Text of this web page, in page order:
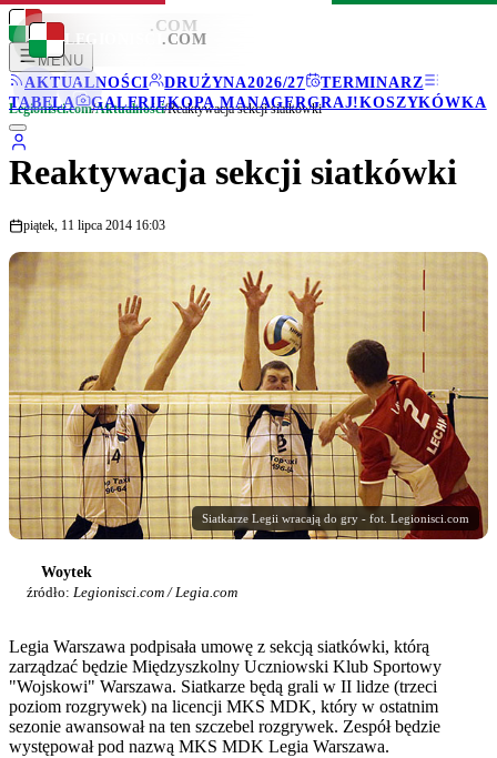
LEGIONISCI .COM
MENU
AKTUALNOŚCI
DRUŻYNA2026/27
TERMINARZ
TABELA
GALERIEKOPA MANAGERGRAJ!KOSZYKÓWKA
LEGIONISCI .COM
Legionisci.com/Aktualności/Reaktywacja sekcji siatkówki
Reaktywacja sekcji siatkówki
piątek, 11 lipca 2014 16:03
Siatkarze Legii wracają do gry - fot. Legionisci.com
Woytek
źródło: Legionisci.com / Legia.com
Legia Warszawa podpisała umowę z sekcją siatkówki, którą
zarządzać będzie Międzyszkolny Uczniowski Klub Sportowy
"Wojskowi" Warszawa. Siatkarze będą grali w II lidze (trzeci
poziom rozgrywek) na licencji MKS MDK, który w ostatnim
sezonie awansował na ten szczebel rozgrywek. Zespół będzie
występował pod nazwą MKS MDK Legia Warszawa.